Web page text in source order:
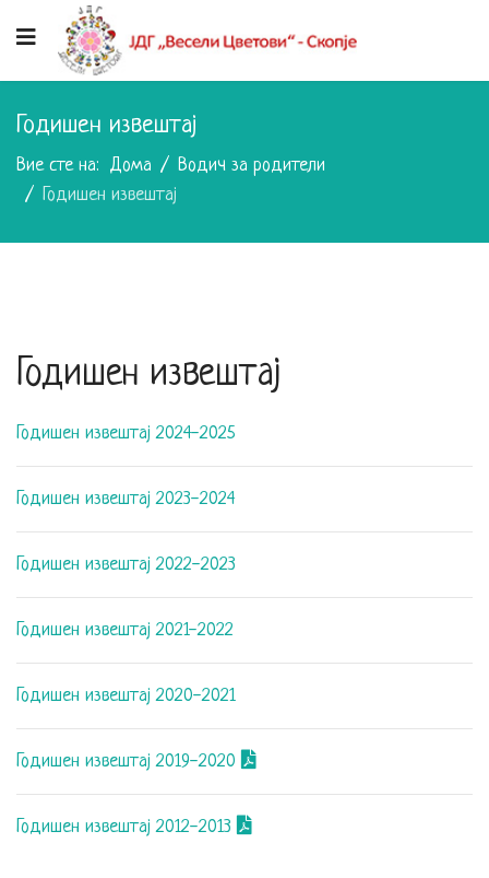
Годишен извештај
Вие сте на: Дома
Водич за родители
Годишен извештај
Годишен извештај
Годишен извештај 2024-2025
Годишен извештај 2023-2024
Годишен извештај 2022-2023
Годишен извештај 2021-2022
Годишен извештај 2020-2021
Годишен извештај 2019-2020
Годишен извештај 2012-2013